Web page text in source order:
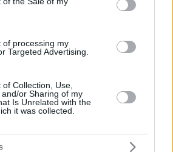
of processing my
Targeted Advertising.
Collection, Use,
or Sharing of my
Is Unrelated with the
it was collected.
and website in this browser for the